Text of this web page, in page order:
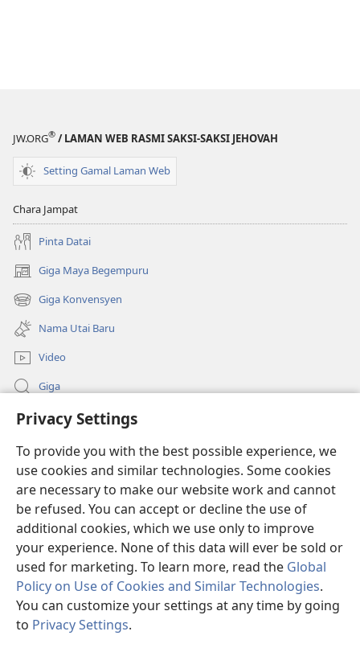
Privacy Settings
To provide you with the best possible experience, we
use cookies and similar technologies. Some cookies
are necessary to make our website work and cannot
be refused. You can accept or decline the use of
additional cookies, which we use only to improve
your experience. None of this data will ever be sold or
used for marketing. To learn more, read the Global
Policy on Use of Cookies and Similar Technologies.
You can customize your settings at any time by going
to Privacy Settings.
JW.ORG® / LAMAN WEB RASMI SAKSI-SAKSI JEHOVAH
Setting Gamal Laman Web
Chara Jampat
Pinta Datai
Giga Maya Begempuru
(opens
new
window)
Giga Konvensyen
(opens
new
window)
Nama Utai Baru
Video
Giga
Penerang Global
Duit Pemeri
(opens
new
window)Watchtower LIBRARI ONLINE
(opens
new
JW Hub ®
(opens
new
window)
Copyright© 2026 Watch Tower Bible and Tract Society of Pennsylvania.
SYARAT NGENA|POLISI PENERANG DIRI